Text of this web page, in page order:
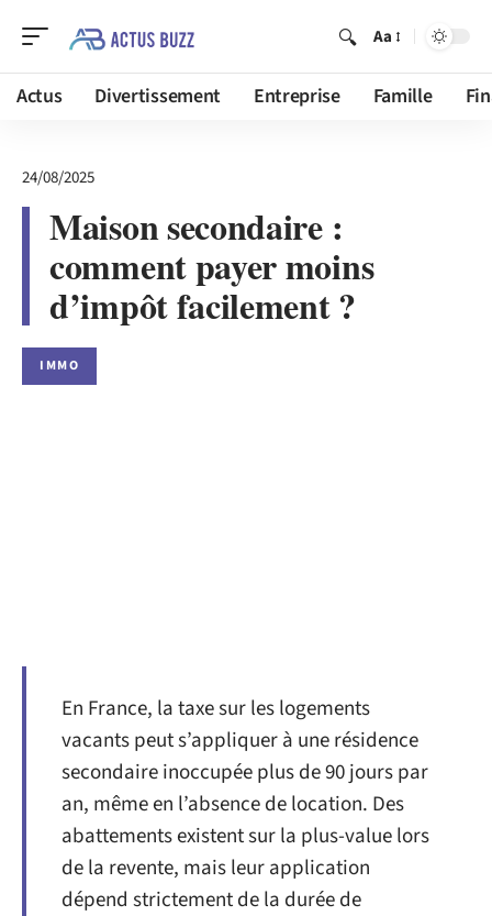
Aa
Actus Divertissement Entreprise Famille
24/08/2025
Maison secondaire :
comment payer moins
d’impôt facilement ?
IMMO
En France, la taxe sur les logements
vacants peut s’appliquer à une résidence
secondaire inoccupée plus de 90 jours par
an, même en l’absence de location. Des
abattements existent sur la plus-value lors
de la revente, mais leur application
dépend strictement de la durée de